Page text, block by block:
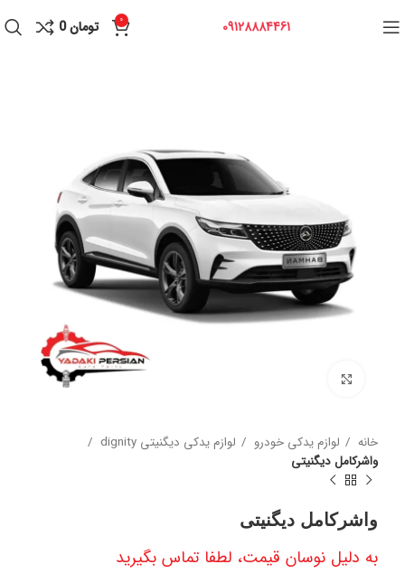
09128884461
0 تومان0
خانه لوازم یدکی خودرو
لوازم یدکی دیگنیتی dignity
واشرکامل دیگنیتی
واشرکامل دیگنیتی
به دلیل نوسان قیمت، لطفا تماس بگیرید